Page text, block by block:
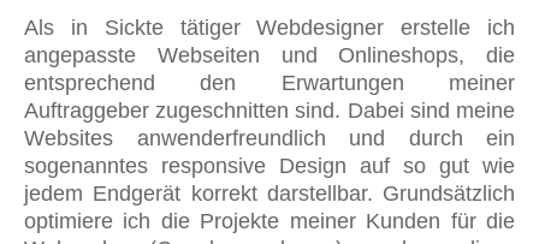
Als in Sickte tätiger Webdesigner erstelle ich
angepasste Webseiten und Onlineshops, die
entsprechend den Erwartungen meiner
Auftraggeber zugeschnitten sind. Dabei sind meine
Websites anwenderfreundlich und durch ein
sogenanntes responsive Design auf so gut wie
jedem Endgerät korrekt darstellbar. Grundsätzlich
optimiere ich die Projekte meiner Kunden für die